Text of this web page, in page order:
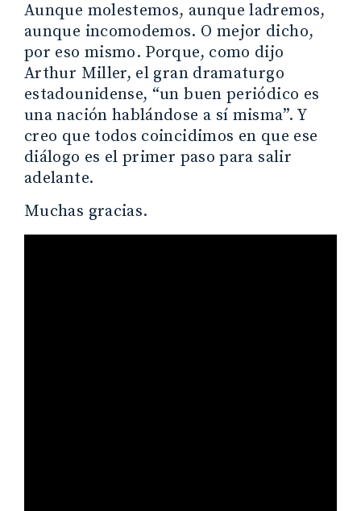
Aunque molestemos, aunque ladremos,
aunque incomodemos. O mejor dicho,
por eso mismo. Porque, como dijo
Arthur Miller, el gran dramaturgo
estadounidense, “un buen periódico es
una nación hablándose a sí misma”. Y
creo que todos coincidimos en que ese
diálogo es el primer paso para salir
adelante.
Muchas gracias.